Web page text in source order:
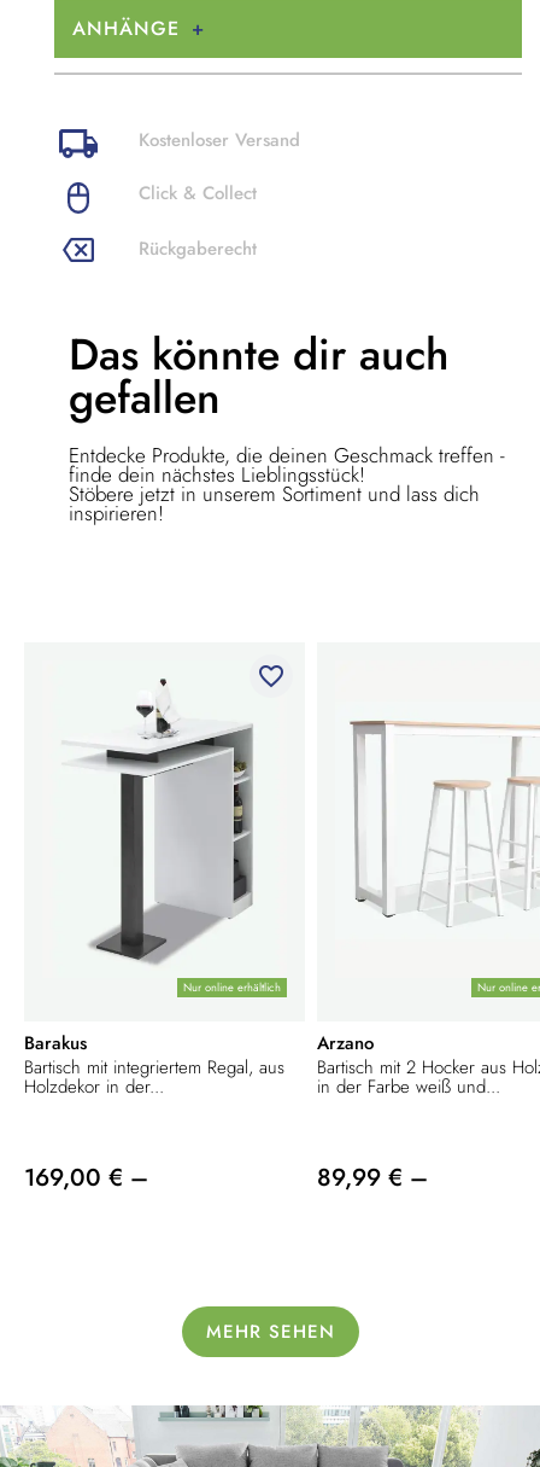
ANHÄNGE
Kostenloser Versand
Click & Collect
Rückgaberecht
Das könnte dir auch
gefallen
Entdecke Produkte, die deinen Geschmack treffen -
finde dein nächstes Lieblingsstück!
Stöbere jetzt in unserem Sortiment und lass dich
inspirieren!
Nur online erhältlich
favorite_border
Barakus
Bartisch mit integriertem Regal, aus
Holzdekor in der...
169,00 € –
Nur online
Arzano
Bartisch mit 2 Hocker aus
in der Farbe weiß und...
89,99 € –
MEHR SEHEN